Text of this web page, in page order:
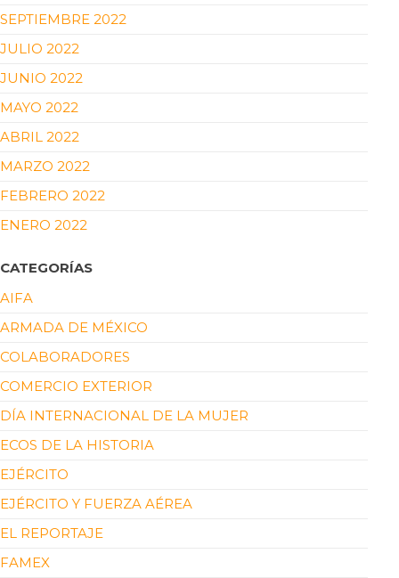
SEPTIEMBRE 2022
JULIO 2022
JUNIO 2022
MAYO 2022
ABRIL 2022
MARZO 2022
FEBRERO 2022
ENERO 2022
CATEGORÍAS
AIFA
ARMADA DE MÉXICO
COLABORADORES
COMERCIO EXTERIOR
DÍA INTERNACIONAL DE LA MUJER
ECOS DE LA HISTORIA
EJÉRCITO
EJÉRCITO Y FUERZA AÉREA
EL REPORTAJE
FAMEX